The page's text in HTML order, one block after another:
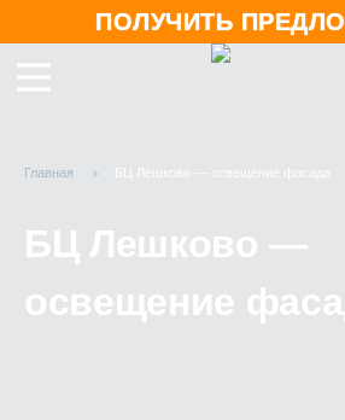
ПОЛУЧИТЬ
Главная БЦ Лешково — освещение фасада
БЦ Лешково —
освещение